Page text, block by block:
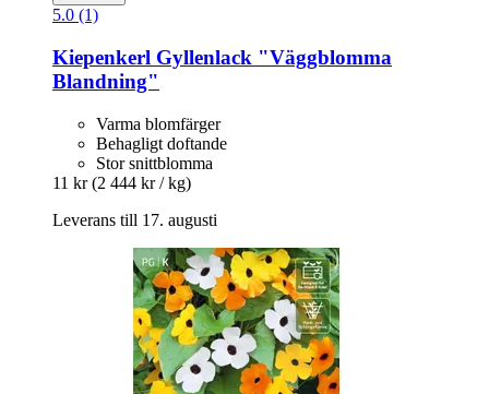
5.0 (1)
Kiepenkerl Gyllenlack "Väggblomma
Blandning"
Varma blomfärger
Behagligt doftande
Stor snittblomma
11 kr (2 444 kr / kg)
Leverans till 17. augusti